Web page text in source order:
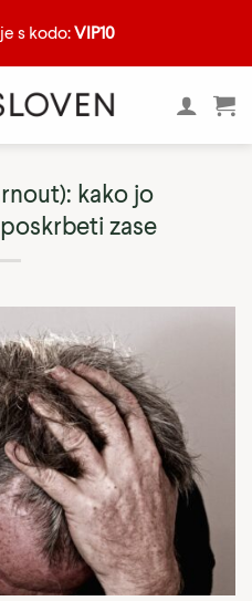
s kodo:VIP10
kako jo
zase